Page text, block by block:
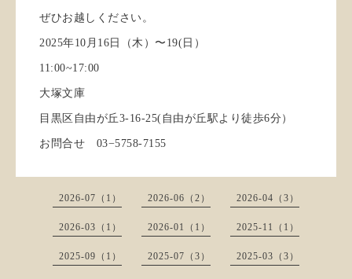
ぜひお越しください。
2025年10月16日（木）〜19(日）
11:00~17:00
大塚文庫
目黒区自由が丘3-16-25(自由が丘駅より徒歩6分）
お問合せ 03−5758-7155
2026-07（1） 2026-06（2） 2026-04（3）
2026-03（1） 2026-01（1） 2025-11（1）
2025-09（1） 2025-07（3） 2025-03（3）